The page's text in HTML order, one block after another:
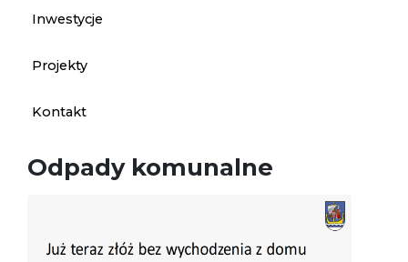
Inwestycje
Projekty
Kontakt
Odpady komunalne